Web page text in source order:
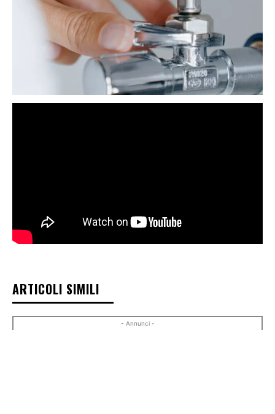
ARTICOLI SIMILI
- Annunci -